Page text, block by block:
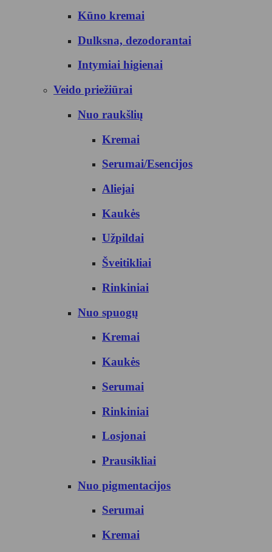
Kūno kremai
Dulksna, dezodorantai
Intymiai higienai
Veido priežiūrai
Nuo raukšlių
Kremai
Serumai/Esencijos
Aliejai
Kaukės
Užpildai
Šveitikliai
Rinkiniai
Nuo spuogų
Kremai
Kaukės
Serumai
Rinkiniai
Losjonai
Prausikliai
Nuo pigmentacijos
Serumai
Kremai